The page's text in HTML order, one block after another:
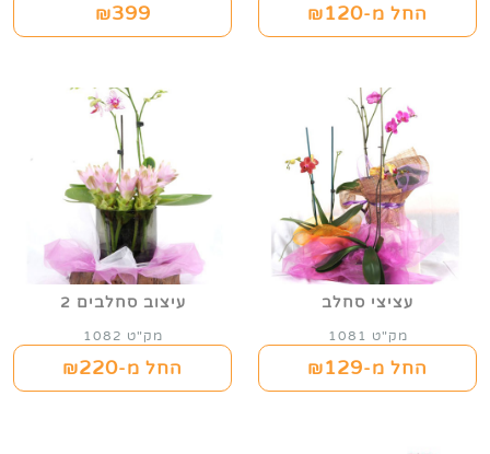
החל מ-₪120
₪399
עציצי סחלב
מק"ט 1081
החל מ-₪129
עיצוב סחלבים 2
מק"ט 1082
החל מ-₪220